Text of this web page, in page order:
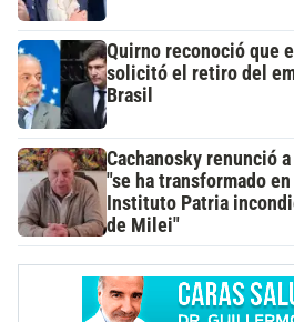
Quirno reconoció que
solicitó el retiro del
Brasil
Cachanosky renunció
"se ha transformado
Instituto Patria
de Milei"